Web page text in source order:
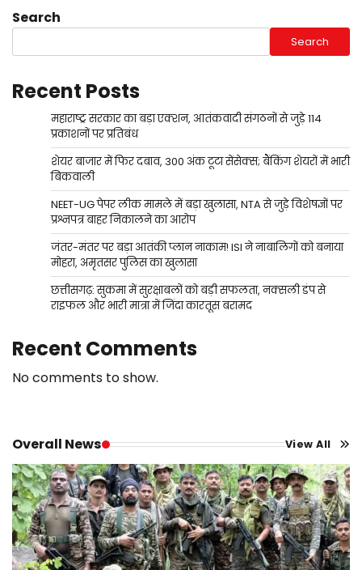
Search
Search
Recent Posts
महाराष्ट्र सरकार का बड़ा एक्शन, आतंकवादी संगठनों से जुड़े 114
प्रकाशनों पर प्रतिबंध
शेयर बाजार में फिर दबाव, 300 अंक टूटा सेंसेक्स; बैंकिंग शेयरों में भारी
बिकवाली
NEET-UG पेपर लीक मामले में बड़ा खुलासा, NTA से जुड़े विशेषज्ञों पर
प्रश्नपत्र बाहर निकालने का आरोप
जंतर-मंतर पर बड़ा आतंकी प्लान नाकाम! ISI ने नाबालिगों को बनाया
मोहरा, अमृतसर पुलिस का खुलासा
छत्तीसगढ़: सुकमा में सुरक्षाबलों को बड़ी सफलता, नक्सली डंप से
राइफल और भारी मात्रा में जिंदा कारतूस बरामद
Recent Comments
No comments to show.
Overall News View All